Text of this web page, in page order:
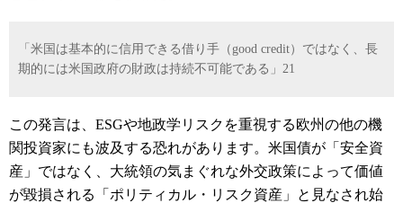
「米国は基本的に信用できる借り手（good credit）ではなく、長
期的には米国政府の財政は持続不可能である」 21
この発言は、ESGや地政学リスクを重視する欧州の他の機
関投資家にも波及する恐れがあります。米国債が「安全資
産」ではなく、大統領の気まぐれな外交政策によって価値
が毀損される「ポリティカル・リスク資産」と見なされ始